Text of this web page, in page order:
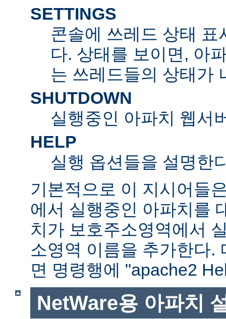
SETTINGS
콘솔에 쓰레드 상태 표
다. 상태를 보이면, 아
는 쓰레드들의 상태가
SHUTDOWN
실행중인 아파치 웹서
HELP
실행 옵션들을 설명한
기본적으로 이 지시어들
에서 실행중인 아파치를
치가 보호주소영역에서
소영역 이름을 추가한다.
면 명령행에 "apache2
NetWare용 아파치